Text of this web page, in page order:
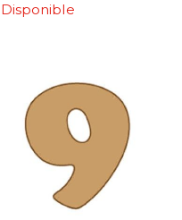
Disponible